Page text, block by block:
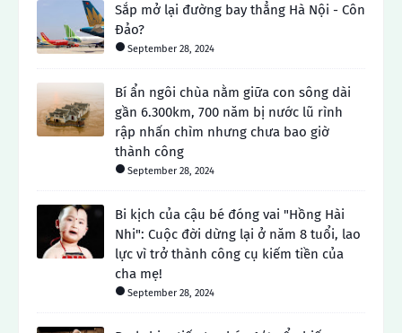
Sắp mở lại đường bay thẳng Hà Nội - Côn
Đảo?
September 28, 2024
Bí ẩn ngôi chùa nằm giữa con sông dài
gần 6.300km, 700 năm bị nước lũ rình
rập nhấn chìm nhưng chưa bao giờ
thành công
September 28, 2024
Bi kịch của cậu bé đóng vai "Hồng Hài
Nhi": Cuộc đời dừng lại ở năm 8 tuổi, lao
lực vì trở thành công cụ kiếm tiền của
cha mẹ!
September 28, 2024